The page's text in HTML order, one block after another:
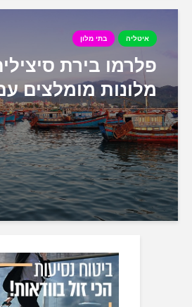
איטליה בתי מלון
מלונות מומלצים